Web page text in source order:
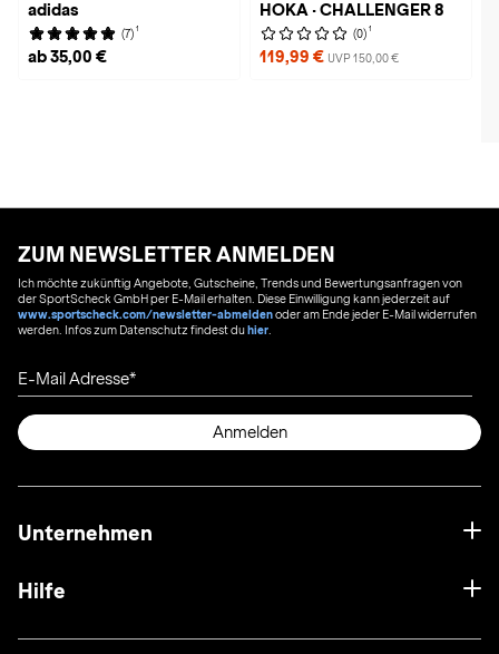
adidas
(7) 1
ab 35,00 €
HOKA · CHALLENGER 8
(0) 1
119,99 € UVP 150,00 €
ZUM NEWSLETTER ANMELDEN
Ich möchte zukünftig Angebote, Gutscheine, Trends und Bewertungsanfragen von
der SportScheck GmbH per E-Mail erhalten. Diese Einwilligung kann jederzeit auf
www.sportscheck.com/newsletter-abmeldenoder am Ende jeder E-Mail widerrufen
werden. Infos zum Datenschutz findest duhier
E-Mail Adresse
Anmelden
Unternehmen
Hilfe